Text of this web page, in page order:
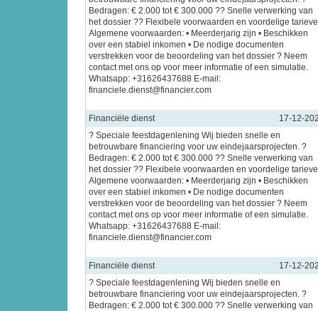
Bedragen: € 2.000 tot € 300.000 ?? Snelle verwerking van
het dossier ?? Flexibele voorwaarden en voordelige
Algemene voorwaarden: • Meerderjarig zijn • Beschikken
over een stabiel inkomen • De nodige documenten
verstrekken voor de beoordeling van het dossier ? Neem
contact met ons op voor meer informatie of een simulatie.
Whatsapp: +31626437688 E-mail:
financiele.dienst@financier.com
Financiële dienst
17-12-
? Speciale feestdagenlening Wij bieden snelle en
betrouwbare financiering voor uw eindejaarsprojecten. ?
Bedragen: € 2.000 tot € 300.000 ?? Snelle verwerking van
het dossier ?? Flexibele voorwaarden en voordelige
Algemene voorwaarden: • Meerderjarig zijn • Beschikken
over een stabiel inkomen • De nodige documenten
verstrekken voor de beoordeling van het dossier ? Neem
contact met ons op voor meer informatie of een simulatie.
Whatsapp: +31626437688 E-mail:
financiele.dienst@financier.com
Financiële dienst
17-12-
? Speciale feestdagenlening Wij bieden snelle en
betrouwbare financiering voor uw eindejaarsprojecten. ?
Bedragen: € 2.000 tot € 300.000 ?? Snelle verwerking van